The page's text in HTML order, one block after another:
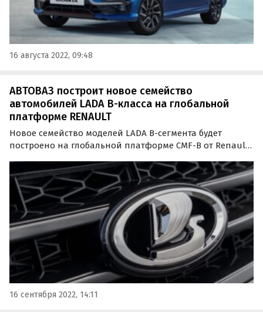
16 августа 2022, 09:48
АВТОВАЗ построит новое семейство
автомобилей LADA B-класса на глобальной
платформе RENAULT
Новое семейство моделей LADA B-сегмента будет
построено на глобальной платформе CMF-B от Renault-
но саму модель назовут по-другому.
16 сентября 2022, 14:11